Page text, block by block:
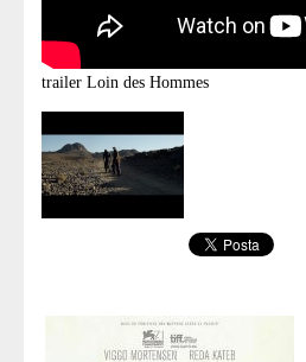
trailer Loin des Hommes